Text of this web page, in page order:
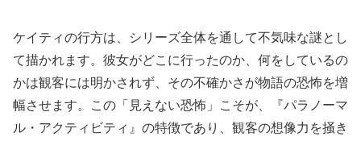
ケイティの行方は、シリーズ全体を通して不気味な謎とし
て描かれます。彼女がどこに行ったのか、何をしているの
かは観客には明かされず、その不確かさが物語の恐怖を増
幅させます。この「見えない恐怖」こそが、『パラノーマ
ル・アクティビティ』の特徴であり、観客の想像力を掻き